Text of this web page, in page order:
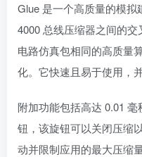
Glue 是一个高质量的模
4000 总线压缩器之间的
电路仿真包相同的高质量
化。它快速且易于使用，
附加功能包括高达 0.01
钮，该旋钮可以关闭压缩
动并限制应用的最大压缩